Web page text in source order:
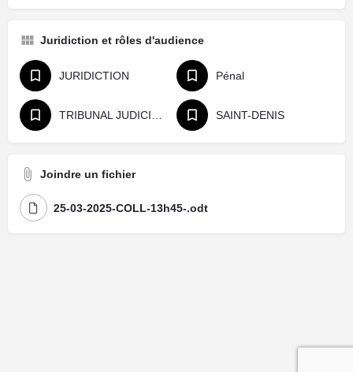
Juridiction et rôles d'audience
JURIDICTION Pénal
SAINT-DENIS
Joindre un fichier
25-03-2025-COLL-13h45-.odt